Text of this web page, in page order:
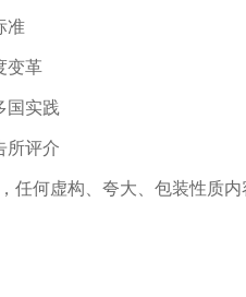
准
变革
国实践
所评介
任何虚构、夸大、包装性质内